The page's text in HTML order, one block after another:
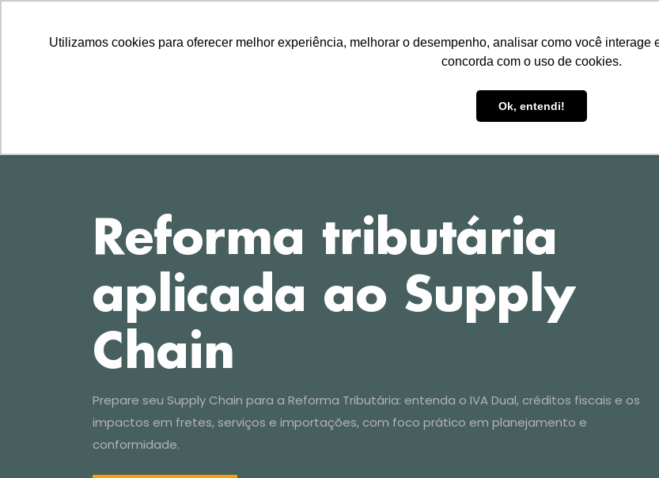
Utilizamos cookies para oferecer melhor experiência, melhorar o desempenho, analisar como você
concorda com o uso de cookies.
Ok, entendi!
LLLLLL